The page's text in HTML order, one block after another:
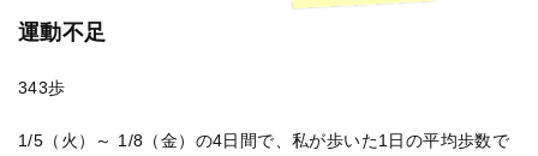
運動不足
343歩
1/5（火）～ 1/8（金）の4日間で、私が歩いた1日の平均歩数で